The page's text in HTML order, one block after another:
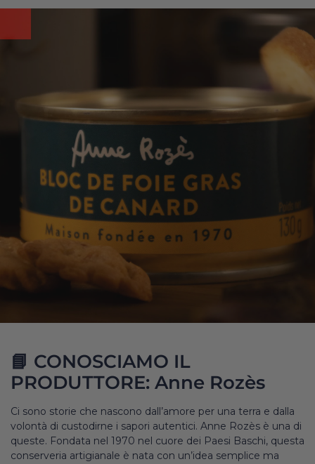
📘 CONOSCIAMO IL
PRODUTTORE: Anne Rozès
Ci sono storie che nascono dall’amore per una terra e dalla
volontà di custodirne i sapori autentici. Anne Rozès è una di
queste. Fondata nel 1970 nel cuore dei Paesi Baschi, questa
conserveria artigianale è nata con un’idea semplice ma